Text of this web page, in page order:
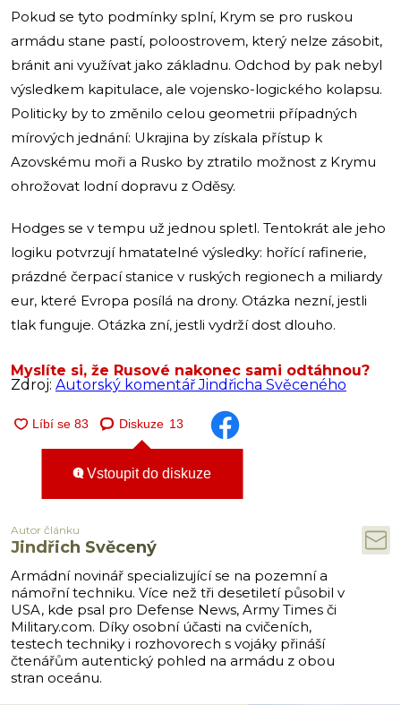
Pokud se tyto podmínky splní, Krym se pro ruskou
armádu stane pastí, poloostrovem, který nelze zásobit,
bránit ani využívat jako základnu. Odchod by pak nebyl
výsledkem kapitulace, ale vojensko-logického kolapsu.
Politicky by to změnilo celou geometrii případných
mírových jednání: Ukrajina by získala přístup k
Azovskému moři a Rusko by ztratilo možnost z Krymu
ohrožovat lodní dopravu z Oděsy.
Hodges se v tempu už jednou spletl. Tentokrát ale jeho
logiku potvrzují hmatatelné výsledky: hořící rafinerie,
prázdné čerpací stanice v ruských regionech a miliardy
eur, které Evropa posílá na drony. Otázka nezní, jestli
tlak funguje. Otázka zní, jestli vydrží dost dlouho.
Myslíte si, že Rusové nakonec sami odtáhnou?
Zdroj: Autorský komentář Jindřicha Svěceného
Diskuze 13
Vstoupit do diskuze
Autor článku
Jindřich Svěcený
Armádní novinář specializující se na pozemní a
námořní techniku. Více než tři desetiletí působil v
USA, kde psal pro Defense News, Army Times či
Military.com. Díky osobní účasti na cvičeních,
testech techniky i rozhovorech s vojáky přináší
čtenářům autentický pohled na armádu z obou
stran oceánu.